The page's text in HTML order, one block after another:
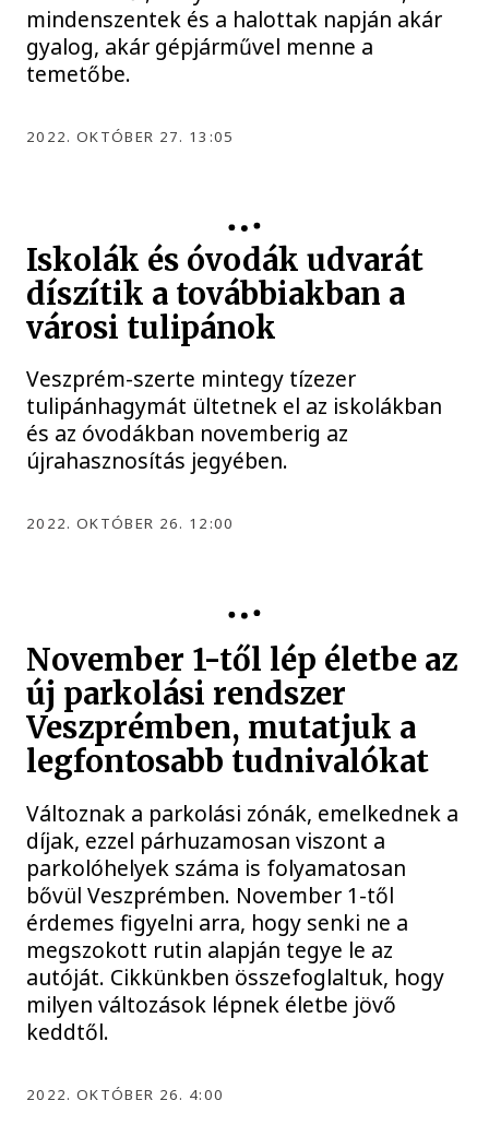
mindenszentek és a halottak napján akár
gyalog, akár gépjárművel menne a
temetőbe.
2022. OKTÓBER 27. 13:05
Iskolák és óvodák udvarát
díszítik a továbbiakban a
városi tulipánok
Veszprém-szerte mintegy tízezer
tulipánhagymát ültetnek el az iskolákban
és az óvodákban novemberig az
újrahasznosítás jegyében.
2022. OKTÓBER 26. 12:00
November 1-től lép életbe az
új parkolási rendszer
Veszprémben, mutatjuk a
legfontosabb tudnivalókat
Változnak a parkolási zónák, emelkednek a
díjak, ezzel párhuzamosan viszont a
parkolóhelyek száma is folyamatosan
bővül Veszprémben. November 1-től
érdemes figyelni arra, hogy senki ne a
megszokott rutin alapján tegye le az
autóját. Cikkünkben összefoglaltuk, hogy
milyen változások lépnek életbe jövő
keddtől.
2022. OKTÓBER 26. 4:00